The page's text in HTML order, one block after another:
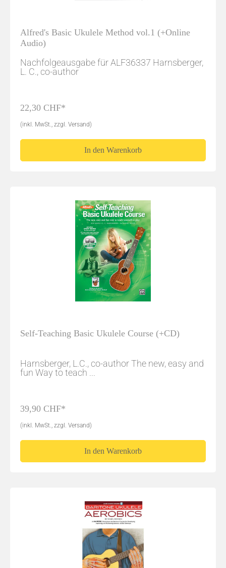
Alfred's Basic Ukulele Method vol.1 (+Online
Audio)
Nachfolgeausgabe für ALF36337 Harnsberger,
L. C., co-author
22,30 CHF*
(inkl. MwSt., zzgl. Versand)
In den Warenkorb
Self-Teaching Basic Ukulele Course (+CD)
Harnsberger, L.C., co-author The new, easy and
fun Way to teach ...
39,90 CHF*
(inkl. MwSt., zzgl. Versand)
In den Warenkorb